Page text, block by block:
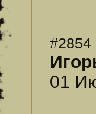
#2854
01